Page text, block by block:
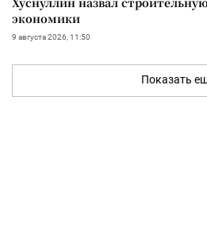
экономики
9 августа 2026, 11:50
Показать